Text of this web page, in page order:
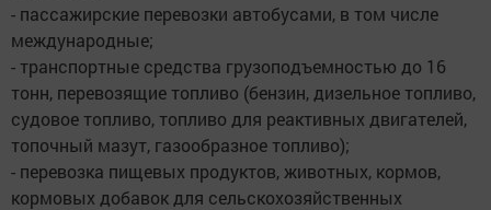
- пассажирские перевозки автобусами, в том числе
международные;
- транспортные средства грузоподъемностью до 16
тонн, перевозящие топливо (бензин, дизельное топливо,
судовое топливо, топливо для реактивных двигателей,
топочный мазут, газообразное топливо);
- перевозка пищевых продуктов, животных, кормов,
кормовых добавок для сельскохозяйственных